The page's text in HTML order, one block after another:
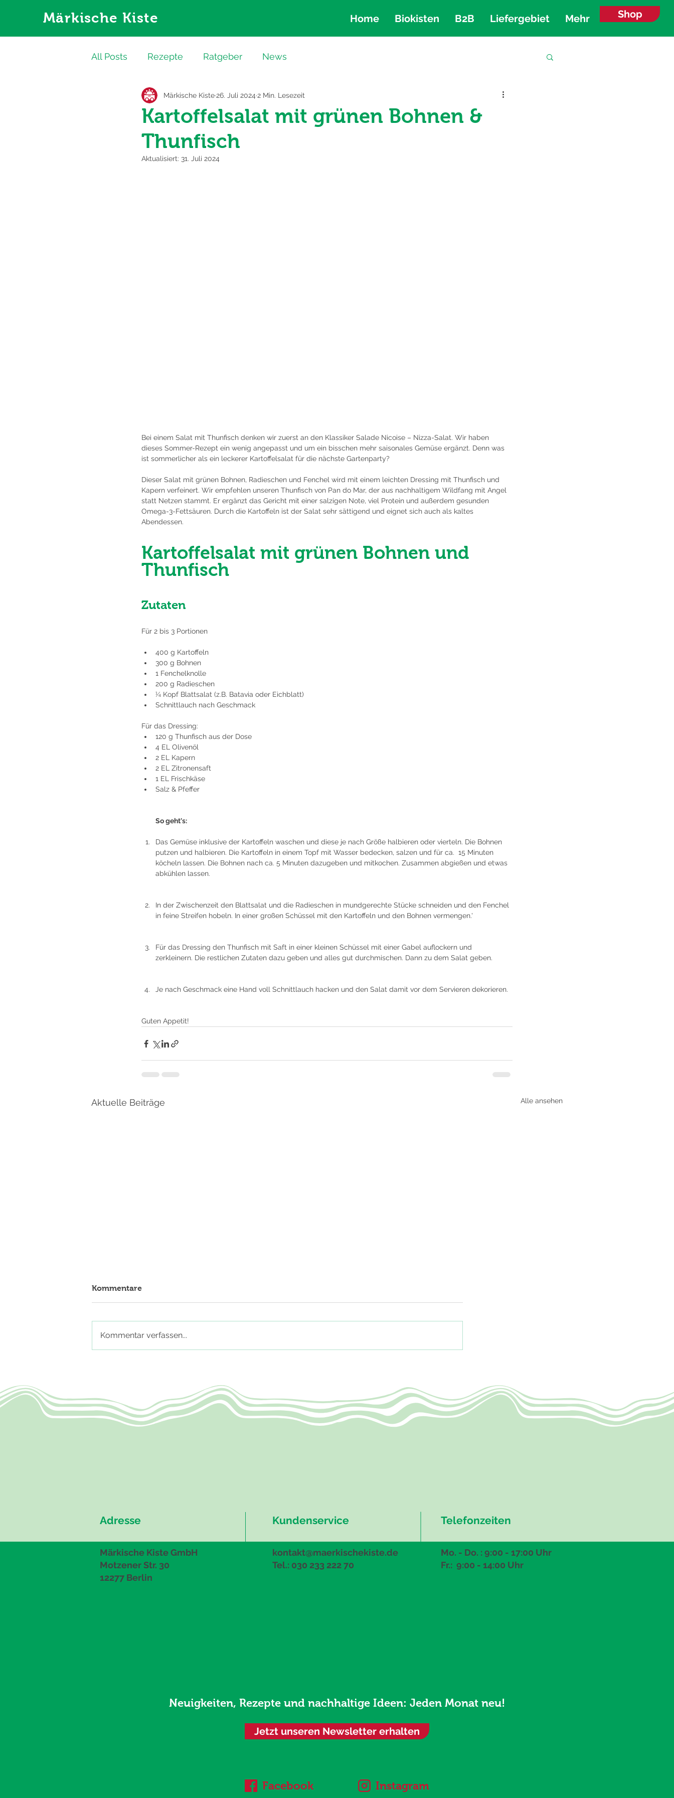
Märkische Kiste Home Biokisten B2B Liefergebiet Mehr Shop
All Posts Rezepte Ratgeber News
Kartoffelsalat mit grünen Bohnen &
Thunfisch
Märkische Kiste 26. Juli 2024 2 Min. Lesezeit
Aktualisiert: 31. Juli 2024
Bei einem Salat mit Thunfisch denken wir zuerst an den Klassiker Salade Nicoise – Nizza-Salat. Wir haben
dieses Sommer-Rezept ein wenig angepasst und um ein bisschen mehr saisonales Gemüse ergänzt. Denn was
ist sommerlicher als ein leckerer Kartoffelsalat für die nächste Gartenparty?
Dieser Salat mit grünen Bohnen, Radieschen und Fenchel wird mit einem leichten Dressing mit Thunfisch und
Kapern verfeinert. Wir empfehlen unseren Thunfisch von Pan do Mar, der aus nachhaltigem Wildfang mit Angel
statt Netzen stammt. Er ergänzt das Gericht mit einer salzigen Note, viel Protein und außerdem gesunden
Omega-3-Fettsäuren. Durch die Kartoffeln ist der Salat sehr sättigend und eignet sich auch als kaltes
Abendessen.
Kartoffelsalat mit grünen Bohnen und
Thunfisch
Zutaten
Für 2 bis 3 Portionen
400 g Kartoffeln
300 g Bohnen
1 Fenchelknolle
200 g Radieschen
¼ Kopf Blattsalat (z.B. Batavia oder Eichblatt)
Schnittlauch nach Geschmack
Für das Dressing:
120 g Thunfisch aus der Dose
4 EL Olivenöl
2 EL Kapern
2 EL Zitronensaft
1 EL Frischkäse
Salz & Pfeffer
So geht's:
Das Gemüse inklusive der Kartoffeln waschen und diese je nach Größe halbieren oder vierteln. Die Bohnen
putzen und halbieren. Die Kartoffeln in einem Topf mit Wasser bedecken, salzen und für ca.  15 Minuten
köcheln lassen. Die Bohnen nach ca. 5 Minuten dazugeben und mitkochen. Zusammen abgießen und etwas
abkühlen lassen.
In der Zwischenzeit den Blattsalat und die Radieschen in mundgerechte Stücke schneiden und den Fenchel
in feine Streifen hobeln. In einer großen Schüssel mit den Kartoffeln und den Bohnen vermengen.'
Für das Dressing den Thunfisch mit Saft in einer kleinen Schüssel mit einer Gabel auflockern und
zerkleinern. Die restlichen Zutaten dazu geben und alles gut durchmischen. Dann zu dem Salat geben.
Je nach Geschmack eine Hand voll Schnittlauch hacken und den Salat damit vor dem Servieren dekorieren.
Guten Appetit!
Aktuelle Beiträge Alle ansehen
Kommentare
Kommentar verfassen...
Adresse Kundenservice Telefonzeiten
Märkische Kiste GmbH
Motzener Str. 30
12277 Berlin
Mo. - Do. : 9:00 - 17:00 Uhr
Fr.: 9:00 - 14:00 Uhr
kontakt@maerkischekiste.de
Tel.: 030 233 222 70
Neuigkeiten, Rezepte und nachhaltige Ideen: Jeden Monat neu!
Jetzt unseren Newsletter erhalten
Facebook Instagram